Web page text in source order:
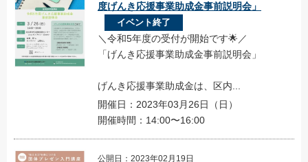
度げんき応援事業助成金事前説明会」
イベント終了
＼令和5年度の受付が開始です🌟／
「げんき応援事業助成金事前説明会」
げんき応援事業助成金は、区内...
開催日：2023年03月26日（日）
開催時間：14:00〜16:00
公開日：2023年02月19日